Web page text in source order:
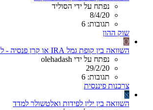
נפתח על ידי הסוליד
8/4/20
תגובות: 6
שוק ההון
O
השוואה בין קופת גמל IRA או קרן פנסיה - לא מה שציפיתי
נפתח על ידי olehadash
29/2/20
תגובות: 6
צרכנות פיננסית
א
השוואה בין ילין לפידות ואלטשולר למדד